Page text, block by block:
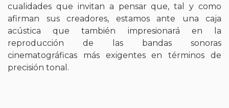
cualidades que invitan a pensar que, tal y como
afirman sus creadores, estamos ante una caja
acústica que también impresionará en la
reproducción de las bandas sonoras
cinematográficas más exigentes en términos de
precisión tonal.